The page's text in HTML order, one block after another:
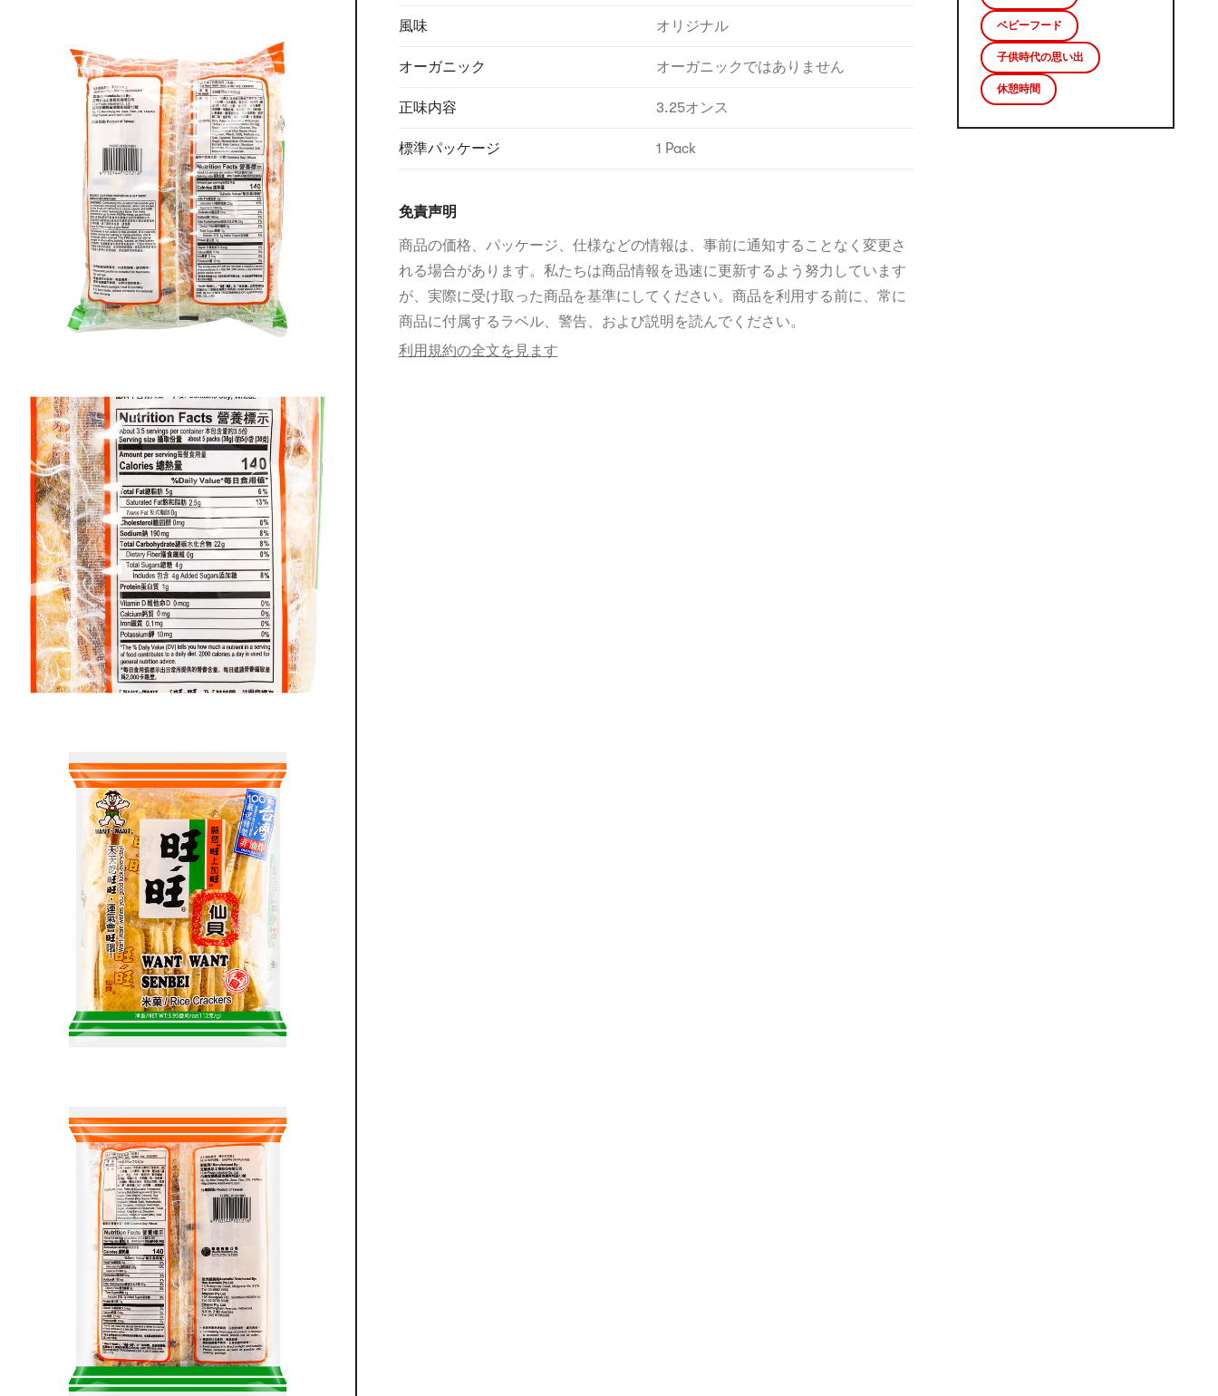
風味 オリジナル
オーガニック オーガニックではありません
正味内容 3.25オンス
標準パッケージ 1 Pack
免責声明
商品の価格、パッケージ、仕様などの情報は、事前に通知することなく変更さ
れる場合があります。私たちは商品情報を迅速に更新するよう努力しています
が、実際に受け取った商品を基準にしてください。商品を利用する前に、常に
商品に付属するラベル、警告、および説明を読んでください。
利用規約の全文を見ます
ベビーフード
子供時代の思い出
休憩時間